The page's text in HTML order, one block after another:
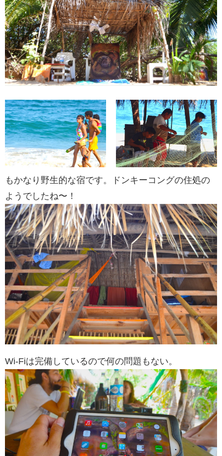
もかなり野生的な宿です。ドンキーコングの住処の
ようでしたね〜！
Wi-Fiは完備しているので何の問題もない。